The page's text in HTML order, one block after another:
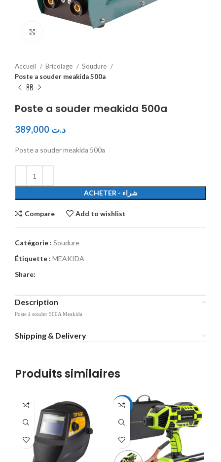
Accueil Bricolage
Soudure
Poste a souder meakida 500a
Poste a souder meakida 500a
د.ت
Poste a souder meakida 500a
ACHETER - شراء
Compare Add to wishlist
Catégorie : Soudure
Étiquette : MEAKIDA
Share:
Description
Poste à souder 500A Meakida
Shipping & Delivery
Produits similaires
SALE